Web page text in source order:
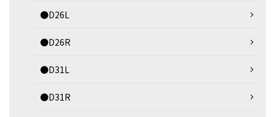
●D26L
●D26R
●D31L
●D31R